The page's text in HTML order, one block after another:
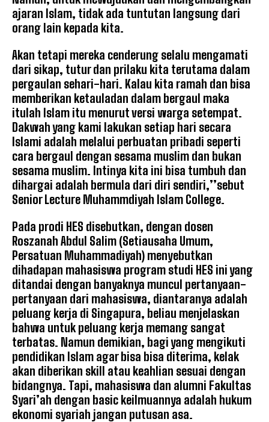
ajaran Islam, tidak ada tuntutan langsung dari
orang lain kepada kita.
Akan tetapi mereka cenderung selalu mengamati
dari sikap, tutur dan prilaku kita terutama dalam
pergaulan sehari-hari. Kalau kita ramah dan bisa
memberikan ketauladan dalam bergaul maka
itulah Islam itu menurut versi warga setempat.
Dakwah yang kami lakukan setiap hari secara
Islami adalah melalui perbuatan pribadi seperti
cara bergaul dengan sesama muslim dan bukan
sesama muslim. Intinya kita ini bisa tumbuh dan
dihargai adalah bermula dari diri sendiri,’’sebut
Senior Lecture Muhammdiyah Islam College.
Pada prodi HES disebutkan, dengan dosen
Roszanah Abdul Salim (Setiausaha Umum,
Persatuan Muhammadiyah) menyebutkan
dihadapan mahasiswa program studi HES ini yang
ditandai dengan banyaknya muncul pertanyaan-
pertanyaan dari mahasiswa, diantaranya adalah
peluang kerja di Singapura, beliau menjelaskan
bahwa untuk peluang kerja memang sangat
terbatas. Namun demikian, bagi yang mengikuti
pendidikan Islam agar bisa bisa diterima, kelak
akan diberikan skill atau keahlian sesuai dengan
bidangnya. Tapi, mahasiswa dan alumni Fakultas
Syari’ah dengan basic keilmuannya adalah hukum
ekonomi syariah jangan putusan asa.